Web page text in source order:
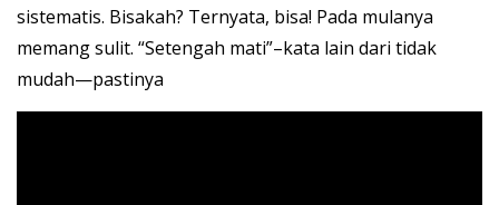
sistematis. Bisakah? Ternyata, bisa! Pada mulanya
memang sulit. “Setengah mati”–kata lain dari tidak
mudah—pastinya